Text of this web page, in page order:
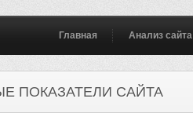
Главная Анализ сайта
ПОКАЗАТЕЛИ САЙТА